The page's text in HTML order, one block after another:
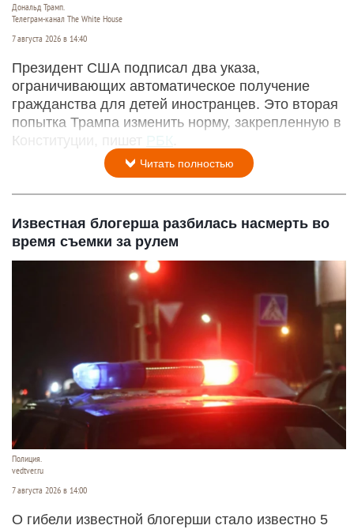
Дональд Трамп.
Телеграм-канал The White House
7 августа 2026 в 14:40
Президент США подписал два указа,
ограничивающих автоматическое получение
гражданства для детей иностранцев. Это вторая
попытка Трампа изменить норму, закрепленную в
Конституции, пишет РБК
Читать полностью
Известная блогерша разбилась насмерть во
время съемки за рулем
Полиция.
vedtver.ru
7 августа 2026 в 14:00
О гибели известной блогерши стало известно 5